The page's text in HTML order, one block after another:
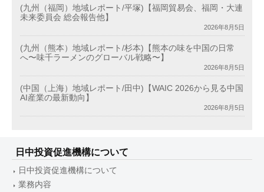
(九州（福岡）地域レポート/平塚)【福岡貿易会、福岡・大連
未来委員会 総会報告他】
2026年8月5日
(九州（熊本）地域レポート/杉本)【熊本の味を中国の日常
へ〜味千ラーメンのグローバル戦略〜】
2026年8月5日
(中国（上海）地域レポート/田中)【WAIC 2026から見る中国
AI産業の最新動向】
2026年8月5日
日中投資促進機構について
日中投資促進機構について
業務内容